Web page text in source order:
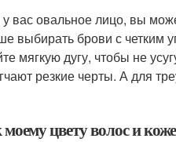
вас овальное лицо, вы
выбирать брови с четким
мягкую дугу, чтобы не
резкие черты. А для
цвету волос и коже